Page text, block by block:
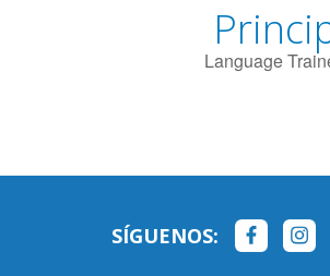
Language
SÍGUENOS: